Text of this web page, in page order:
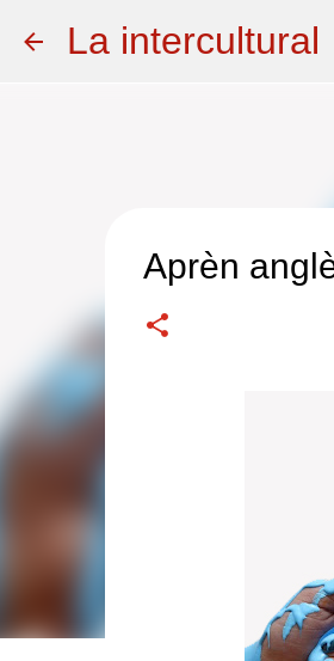
La intercultural
Aprèn